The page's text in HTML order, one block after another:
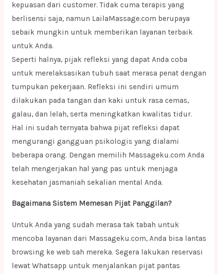
kepuasan dari customer. Tidak cuma terapis yang
berlisensi saja, namun LailaMassage.com berupaya
sebaik mungkin untuk memberikan layanan terbaik
untuk Anda.
Seperti halnya, pijak refleksi yang dapat Anda coba
untuk merelaksasikan tubuh saat merasa penat dengan
tumpukan pekerjaan. Refleksi ini sendiri umum
dilakukan pada tangan dan kaki untuk rasa cemas,
galau, dan lelah, serta meningkatkan kwalitas tidur.
Hal ini sudah ternyata bahwa pijat refleksi dapat
mengurangi gangguan psikologis yang dialami
beberapa orang. Dengan memilih Massageku.com Anda
telah mengerjakan hal yang pas untuk menjaga
kesehatan jasmaniah sekalian mental Anda.
Bagaimana Sistem Memesan Pijat Panggilan?
Untuk Anda yang sudah merasa tak tabah untuk
mencoba layanan dari Massageku.com, Anda bisa lantas
browsing ke web sah mereka. Segera lakukan reservasi
lewat Whatsapp untuk menjalankan pijat pantas